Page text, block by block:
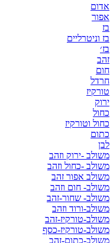
אדום
אפור
בז
בז וניטרליים
בז׳
זהב
חום
חרדל
טורקיז
ירוק
כחול
כחול וטורקיז
כתום
לבן
משולב -ירוק וזהב
משולב -כחול וזהב
משולב אפור זהב
משולב- חום וזהב
משולב- שחור-זהב
משולב-ורוד וזהב
משולב-טורקיז-זהב
משולב-טורקיז-כסף
משולב-כתום-זהב